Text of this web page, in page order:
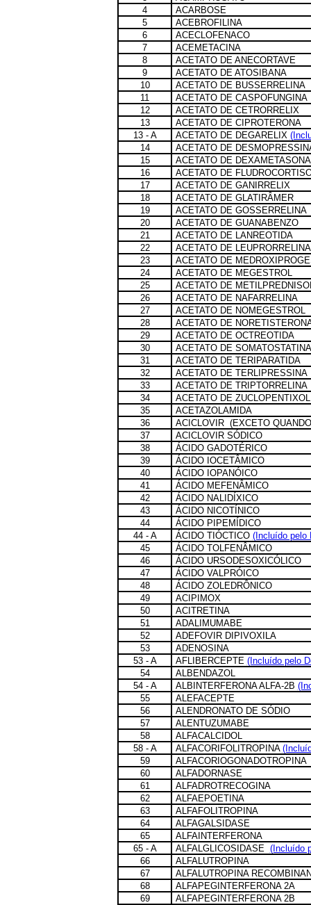
4
ACARBOSE
5
ACEBROFILINA
6
ACECLOFENACO
7
ACEMETACINA
8
ACETATO DE ANECORTAVE
9
ACETATO DE ATOSIBANA
10
ACETATO DE BUSSERRELINA
11
ACETATO DE CASPOFUNGINA
12
ACETATO DE CETRORRELIX
13
ACETATO DE CIPROTERONA
13 - A
ACETATO DE DEGARELIX
14
ACETATO DE
15
ACETATO DE DEXAMETASONA
16
ACETATO DE
17
ACETATO DE GANIRRELIX
18
ACETATO DE GLATIRÂMER
19
ACETATO DE GOSSERRELINA
20
ACETATO DE GUANABENZO
21
ACETATO DE LANREOTIDA
22
ACETATO DE LEUPRORRELINA
23
ACETATO DE
24
ACETATO DE MEGESTROL
25
ACETATO DE
26
ACETATO DE NAFARRELINA
27
ACETATO DE NOMEGESTROL
28
ACETATO DE
29
ACETATO DE OCTREOTIDA
30
ACETATO DE SOMATOSTATINA
31
ACETATO DE TERIPARATIDA
32
ACETATO DE TERLIPRESSINA
33
ACETATO DE TRIPTORRELINA
34
ACETATO DE ZUCLOPENTIXOL
35
ACETAZOLAMIDA
36
ACICLOVIR (EXCETO
37
ACICLOVIR SÓDICO
38
ÁCIDO GADOTÉRICO
39
ÁCIDO IOCETÂMICO
40
ÁCIDO IOPANÓICO
41
ÁCIDO MEFENÂMICO
42
ÁCIDO NALIDÍXICO
43
ÁCIDO NICOTÍNICO
44
ÁCIDO PIPEMÍDICO
44 - A
ÁCIDO TIÓCTICO (Incluído pelo
45
ÁCIDO TOLFENÂMICO
46
ÁCIDO URSODESOXICÓLICO
47
ÁCIDO VALPRÓICO
48
ÁCIDO ZOLEDRÔNICO
49
ACIPIMOX
50
ACITRETINA
51
ADALIMUMABE
52
ADEFOVIR DIPIVOXILA
53
ADENOSINA
53 - A
AFLIBERCEPTE (Incluído pelo
54
ALBENDAZOL
54 - A
ALBINTERFERONA ALFA-2B
55
ALEFACEPTE
56
ALENDRONATO DE SÓDIO
57
ALENTUZUMABE
58
ALFACALCIDOL
58 - A
ALFACORIFOLITROPINA
59
ALFACORIOGONADOTROPINA
60
ALFADORNASE
61
ALFADROTRECOGINA
62
ALFAEPOETINA
63
ALFAFOLITROPINA
64
ALFAGALSIDASE
65
ALFAINTERFERONA
65 - A
ALFALGLICOSIDASE (Incluído
66
ALFALUTROPINA
67
ALFALUTROPINA
68
ALFAPEGINTERFERONA 2A
69
ALFAPEGINTERFERONA 2B